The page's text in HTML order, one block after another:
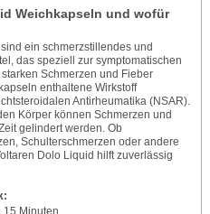
Weichkapseln und wofür
ein schmerzstillendes und
das speziell zur symptomatischen
Schmerzen und Fieber
enthaltene Wirkstoff
Antirheumatika (NSAR).
Körper können Schmerzen und
gelindert werden. Ob
Schulterschmerzen oder andere
Dolo Liquid hilft zuverlässig